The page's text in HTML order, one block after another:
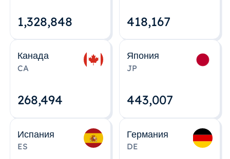
1,328,848 418,167
Канада
CA
268,495
Япония
JP
443,008
Испания
ES
Германия
DE